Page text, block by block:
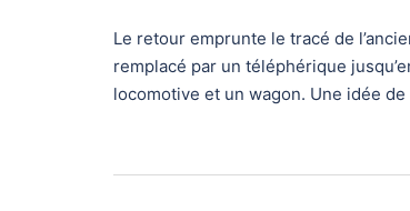
Le retour emprunte le tracé de
remplacé par un téléphérique
locomotive et un wagon. Une idée